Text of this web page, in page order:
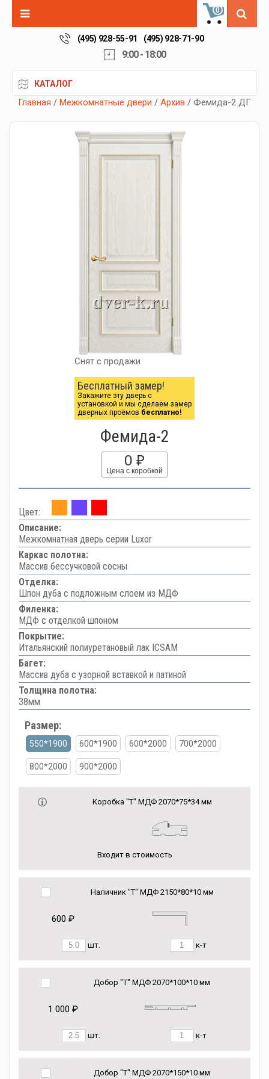
0
(495) 928-55-91 (495) 928-71-90
9:00 - 18:00
КАТАЛОГ
Главная / Межкомнатные двери / Архив / Фемида-2 ДГ
Снят с продажи
Бесплатный замер!
Закажите эту дверь с
установкой и мы сделаем замер
дверных проёмов бесплатно!
Фемида-2
0 ₽
Цена с коробкой
Цвет:
Описание:
Межкомнатная дверь серии Luxor
Каркас полотна:
Массив бессучковой сосны
Отделка:
Шпон дуба с подложным слоем из МДФ
Филенка:
МДФ с отделкой шпоном
Покрытие:
Итальянский полиуретановый лак ICSAM
Багет:
Массив дуба с узорной вставкой и патиной
Толщина полотна:
38мм
Размер:
550*1900 600*1900 600*2000 700*2000
800*2000 900*2000
Коробка "Т" МДФ 2070*75*34 мм
Входит в стоимость
Наличник "Т" МДФ 2150*80*10 мм
600 ₽
шт. к-т
Добор "Т" МДФ 2070*100*10 мм
1 000 ₽
шт. к-т
Добор "Т" МДФ 2070*150*10 мм